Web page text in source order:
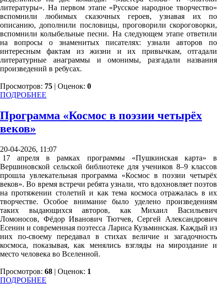
литературы». На первом этапе «Русское народное творчество»
вспомнили любимых сказочных героев, узнавая их по
описанию, дополнили пословицы, проговорили скороговорки,
вспомнили колыбельные песни. На следующем этапе ответили
на вопросы о знаменитых писателях: узнали авторов по
интересным фактам из жизни и их привычкам, отгадали
литературные анаграммы и омонимы, разгадали названия
произведений в ребусах.
Просмотров: 75 | Оценок: 0
ПОДРОБНЕЕ
Программа «Космос в поэзии четырёх
веков»
20-04-2026, 11:07
17 апреля в рамках программы «Пушкинская карта» в
Вершиновской сельской библиотеке для учеников 8–9 классов
прошла увлекательная программа «Космос в поэзии четырёх
веков». Во время встречи ребята узнали, что вдохновляет поэтов
на протяжении столетий и как тема космоса отражалась в их
творчестве. Особое внимание было уделено произведениям
таких выдающихся авторов, как Михаил Васильевич
Ломоносов, Фёдор Иванович Тютчев, Сергей Александрович
Есенин и современная поэтесса Лариса Кузьминская. Каждый из
них по-своему передавал в стихах величие и загадочность
космоса, показывая, как менялись взгляды на мироздание и
место человека во Вселенной.
Просмотров: 68 | Оценок: 1
ПОДРОБНЕЕ